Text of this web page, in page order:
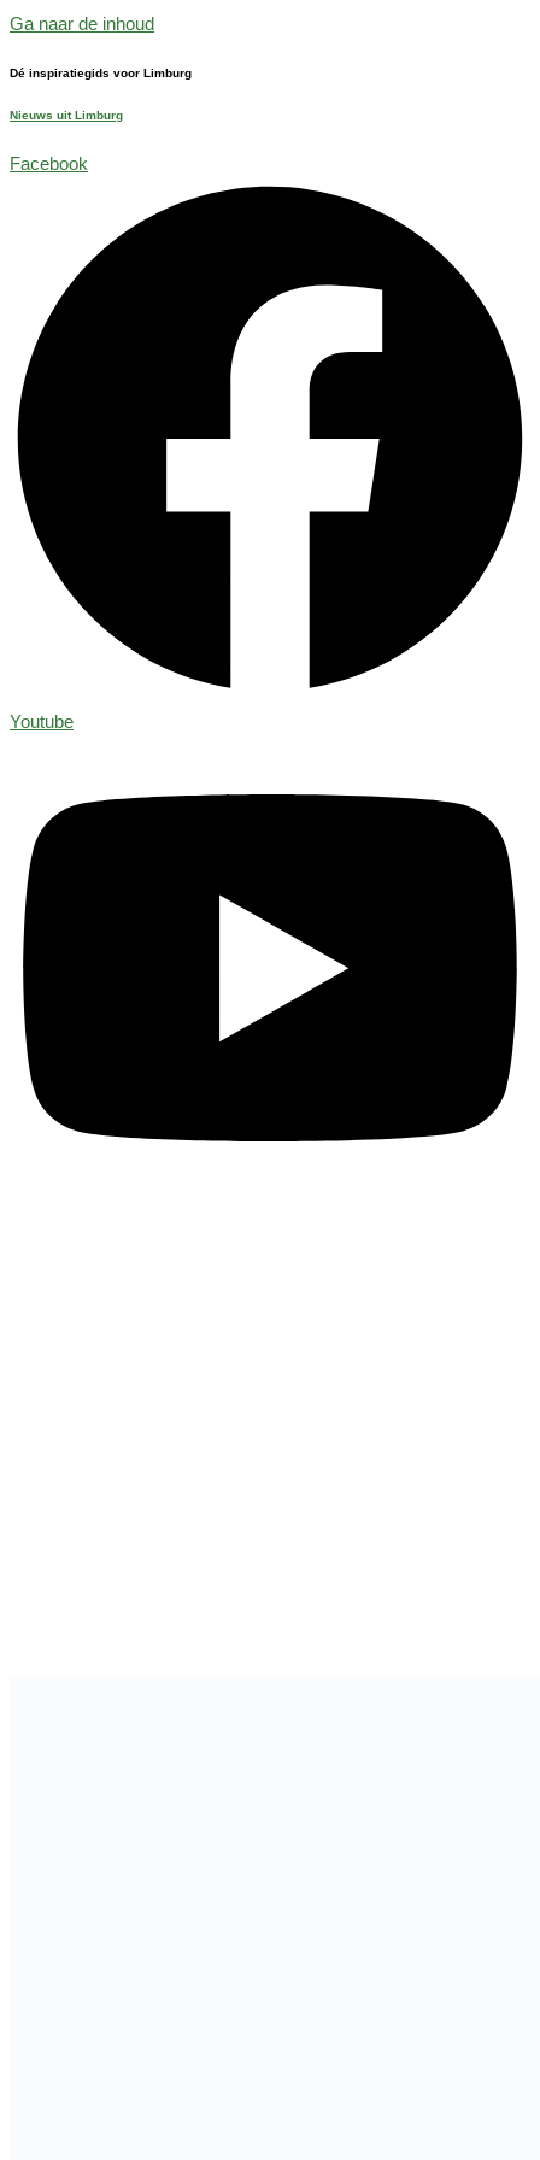
Ga naar de inhoud
Dé inspiratiegids voor Limburg
Nieuws uit Limburg
Facebook
Youtube